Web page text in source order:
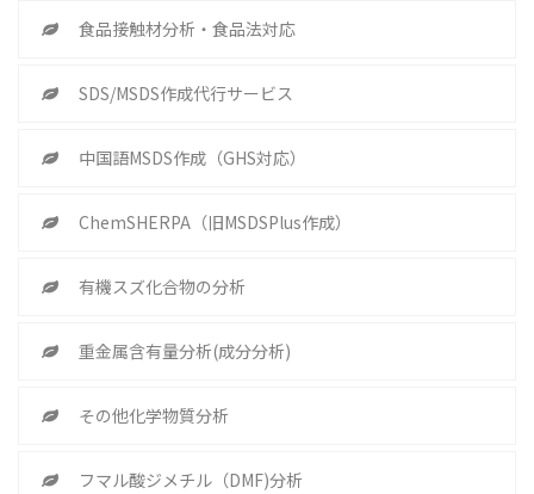
食品接触材分析・食品法対応
SDS/MSDS作成代行サービス
中国語MSDS作成（GHS対応）
ChemSHERPA（旧MSDSPlus作成）
有機スズ化合物の分析
重金属含有量分析(成分分析)
その他化学物質分析
フマル酸ジメチル（DMF)分析